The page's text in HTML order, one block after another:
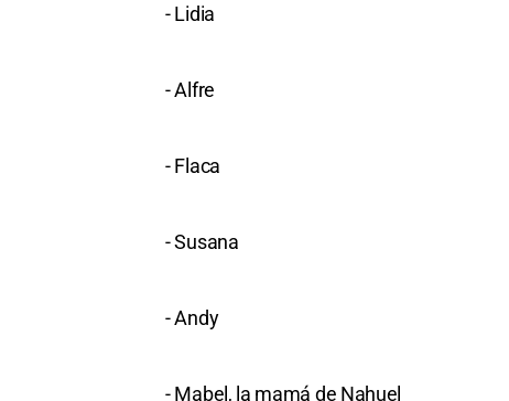
- Lidia
- Alfre
- Flaca
- Susana
- Andy
- Mabel, la mamá de Nahuel